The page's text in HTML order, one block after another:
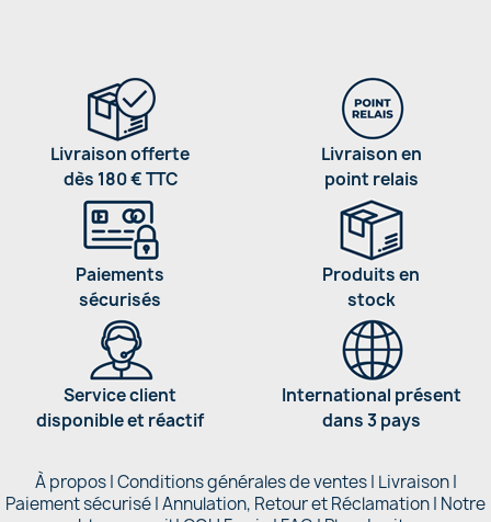
Livraison offerte
dès 180 € TTC
Livraison en
point relais
Paiements
sécurisés
Produits en
stock
Service client
disponible et réactif
International présent
dans 3 pays
À propos|Conditions générales de ventes| Livraison|
Paiement sécurisé|Annulation, Retour et Réclamation| Notre